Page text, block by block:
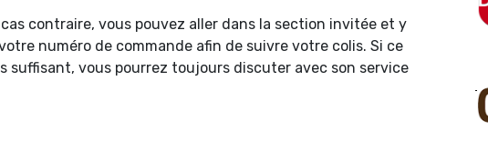
cas contraire, vous pouvez aller dans la section invitée et y
numéro de commande afin de suivre votre colis. Si ce
suffisant, vous pourrez toujours discuter avec son service